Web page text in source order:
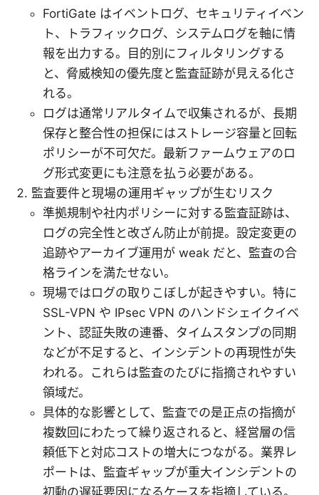
FortiGate はイベントログ、セキュリティイベン
ト、トラフィックログ、システムログを軸に情
報を出力する。目的別にフィルタリングする
と、脅威検知の優先度と監査証跡が見える化さ
れる。
ログは通常リアルタイムで収集されるが、長期
保存と整合性の担保にはストレージ容量と回転
ポリシーが不可欠だ。最新ファームウェアのロ
グ形式変更にも注意を払う必要がある。
監査要件と現場の運用ギャップが生むリスク
準拠規制や社内ポリシーに対する監査証跡は、
ログの完全性と改ざん防止が前提。設定変更の
追跡やアーカイブ運用が weak だと、監査の合
格ラインを満たせない。
現場ではログの取りこぼしが起きやすい。特に
SSL-VPN や IPsec VPN のハンドシェイクイベ
ント、認証失敗の連番、タイムスタンプの同期
などが不足すると、インシデントの再現性が失
われる。これらは監査のたびに指摘されやすい
領域だ。
具体的な影響として、監査での是正点の指摘が
複数回にわたって繰り返されると、経営層の信
頼低下と対応コストの増大につながる。業界レ
ポートは、監査ギャップが重大インシデントの
初動の遅延要因になるケースを指摘している。